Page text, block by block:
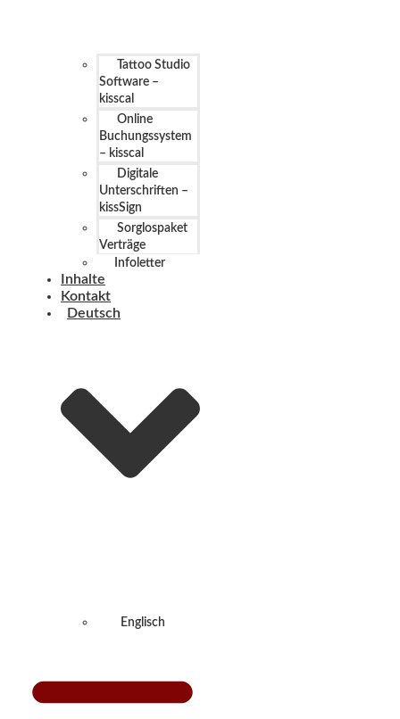
Tattoo Studio
Software –
kisscal
Online
Buchungssystem
– kisscal
Digitale
Unterschriften –
kissSign
Sorglospaket
Verträge
Infoletter
Inhalte
Kontakt
Deutsch
Englisch